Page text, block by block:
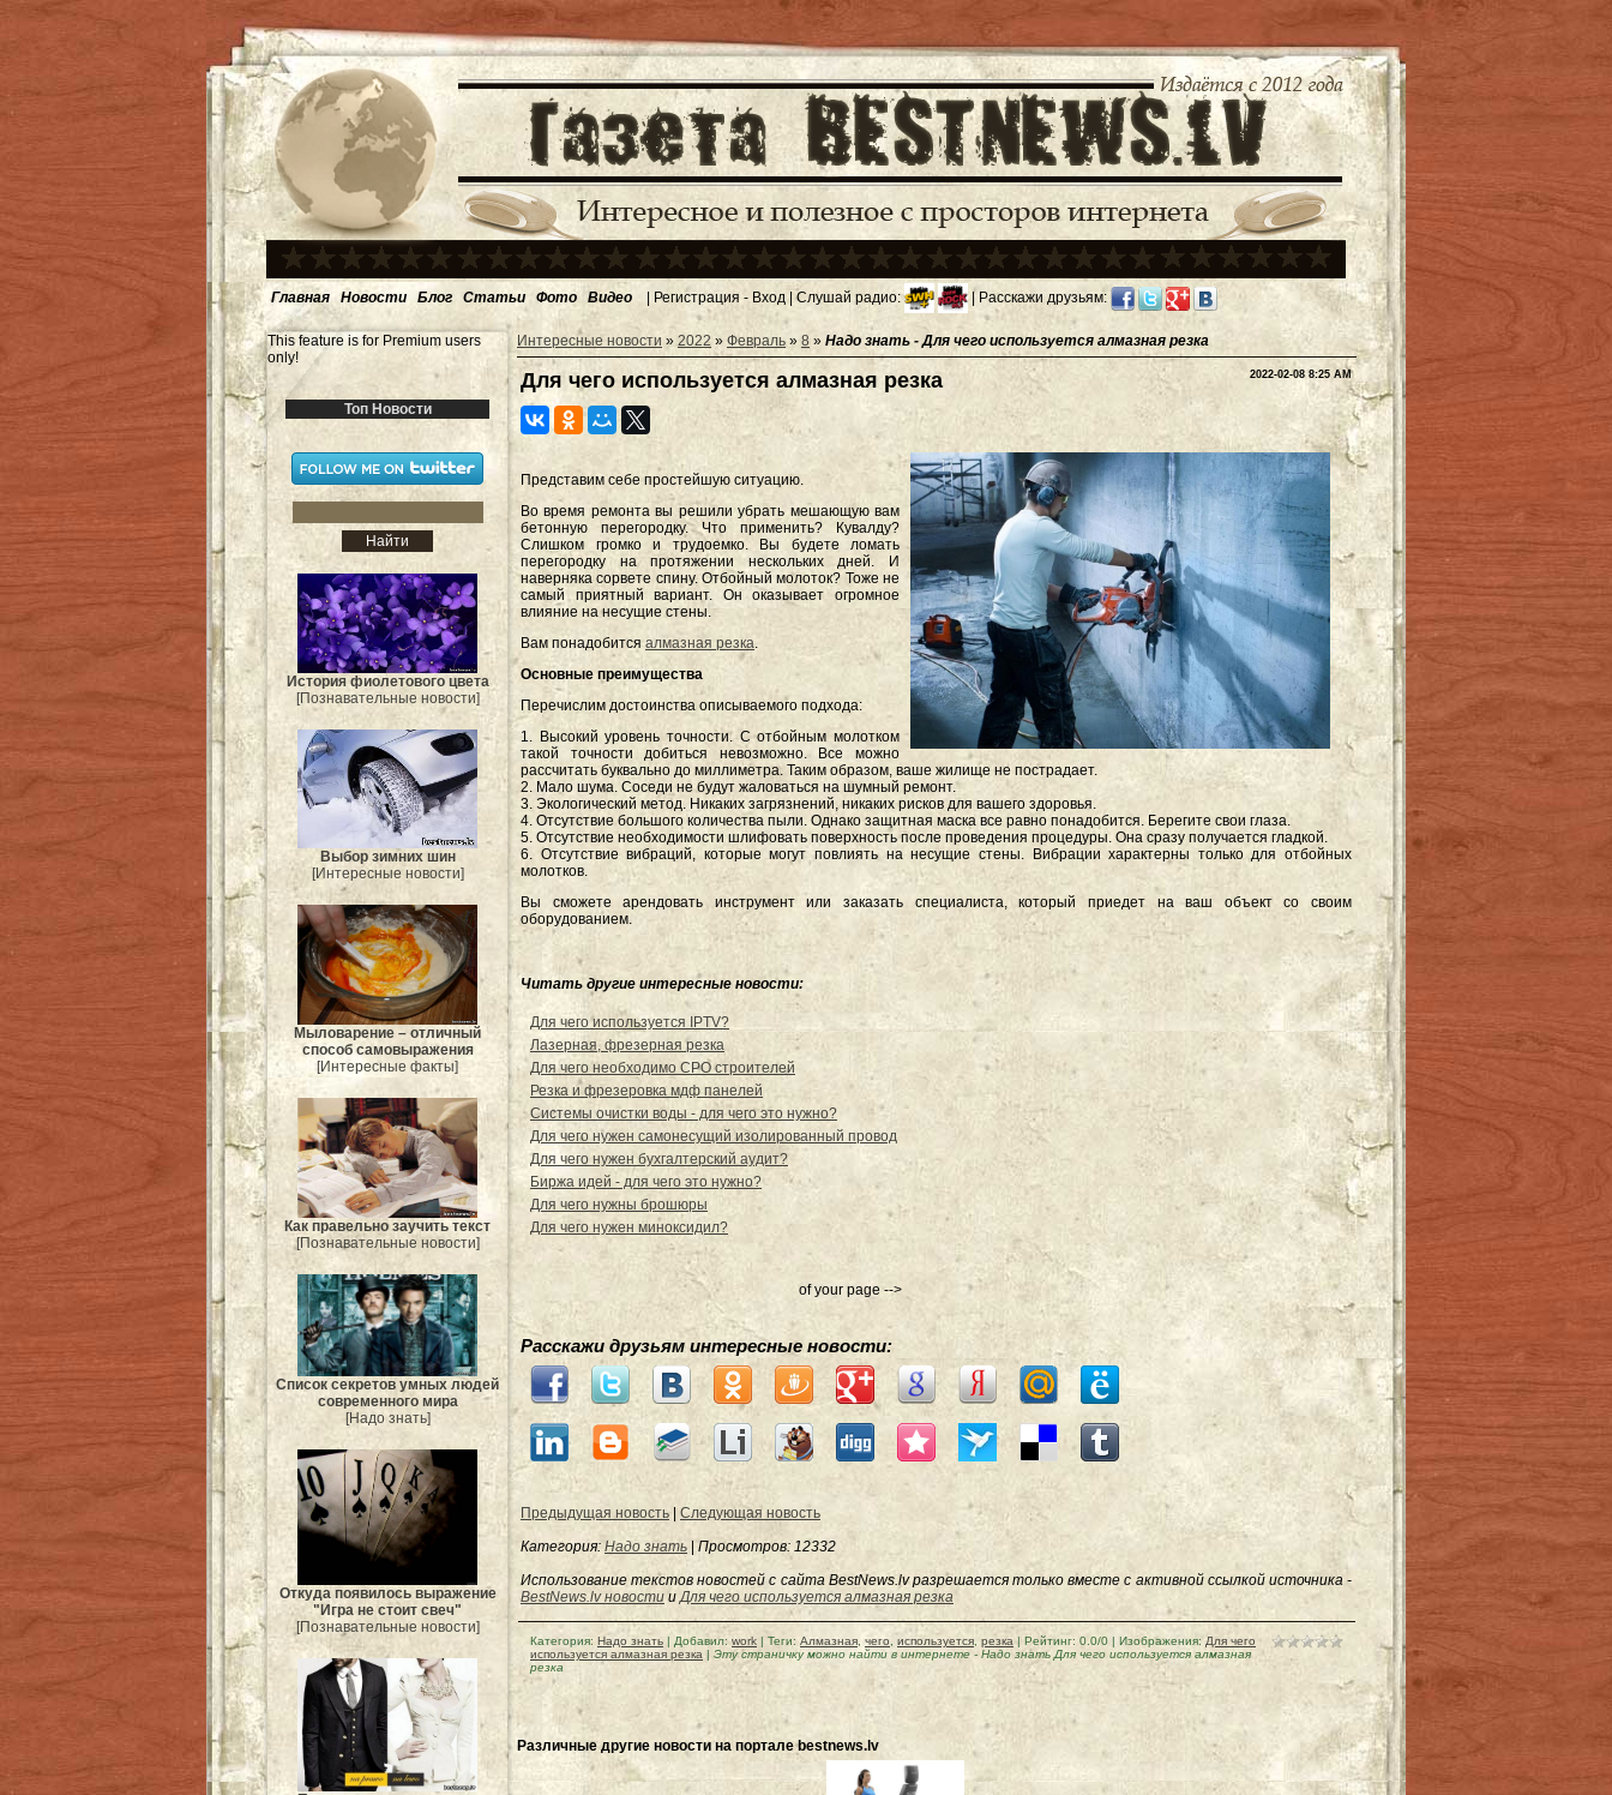
Главная Новости Блог Статьи Фото Видео | Регистрация - Вход | Слушай радио: | Расскажи друзьям:
This feature is for Premium users
only!
Топ Новости
История фиолетового цвета
[Познавательные новости]
Выбор зимних шин
[Интересные новости]
Мыловарение – отличный
способ самовыражения
[Интересные факты]
Как правельно заучить текст
[Познавательные новости]
Список секретов умных людей
современного мира
[Надо знать]
Откуда появилось выражение
"Игра не стоит свеч"
[Познавательные новости]
Интересные новости » 2022 » Февраль » 8 » Надо знать - Для чего используется алмазная резка
2022-02-08 8:25 AM
Для чего используется алмазная резка
Представим себе простейшую ситуацию.
Во время ремонта вы решили убрать мешающую вам
бетонную перегородку. Что применить? Кувалду?
Слишком громко и трудоемко. Вы будете ломать
перегородку на протяжении нескольких дней. И
наверняка сорвете спину. Отбойный молоток? Тоже не
самый приятный вариант. Он оказывает огромное
влияние на несущие стены.
Вам понадобится алмазная резка.
Основные преимущества
Перечислим достоинства описываемого подхода:
1. Высокий уровень точности. С отбойным молотком
такой точности добиться невозможно. Все можно
рассчитать буквально до миллиметра. Таким образом, ваше жилище не пострадает.
2. Мало шума. Соседи не будут жаловаться на шумный ремонт.
3. Экологический метод. Никаких загрязнений, никаких рисков для вашего здоровья.
4. Отсутствие большого количества пыли. Однако защитная маска все равно понадобится. Берегите свои глаза.
5. Отсутствие необходимости шлифовать поверхность после проведения процедуры. Она сразу получается гладкой.
6. Отсутствие вибраций, которые могут повлиять на несущие стены. Вибрации характерны только для отбойных
молотков.
Вы сможете арендовать инструмент или заказать специалиста, который приедет на ваш объект со своим
оборудованием.
Читать другие интересные новости:
Для чего используется IPTV?
Лазерная, фрезерная резка
Для чего необходимо СРО строителей
Резка и фрезеровка мдф панелей
Системы очистки воды - для чего это нужно?
Для чего нужен самонесущий изолированный провод
Для чего нужен бухгалтерский аудит?
Биржа идей - для чего это нужно?
Для чего нужны брошюры
Для чего нужен миноксидил?
of your page -->
Расскажи друзьям интересные новости:
Предыдущая новость
Следующая новость
Категория: Надо знать |Просмотров: 12332
Использование текстов новостей с сайта BestNews.lv разрешается только вместе с активной ссылкой источника -
BestNews.lv новости иДля чего используется алмазная резка
Категория: Надо знать | Добавил: work | Теги: Алмазная чего используется резка | Рейтинг: 0.0/0 | Изображения: Для чего
используется алмазная резка | Эту страничку можно найти в интернете - Надо знать Для чего используется алмазная
резка
Различные другие новости на портале bestnews.lv